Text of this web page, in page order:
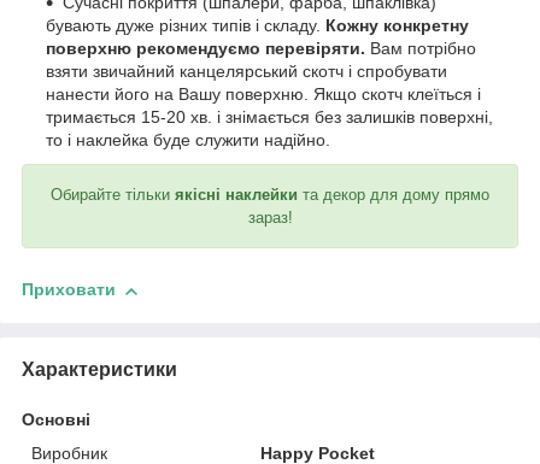
бувають дуже різних типів і складу. Кожну конкретну
поверхню рекомендуємо перевіряти. Вам потрібно
взяти звичайний канцелярський скотч і спробувати
нанести його на Вашу поверхню. Якщо скотч клеїться і
тримається 15-20 хв. і знімається без залишків поверхні,
то і наклейка буде служити надійно.
Обирайте тільки якісні наклейки та декор для дому прямо
зараз!
Приховати
Характеристики
Основні
Виробник
Happy Pocket